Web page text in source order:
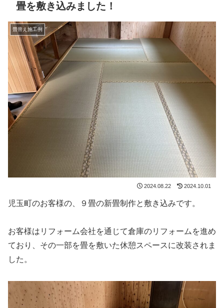
畳を敷き込みました！
畳替え施工例
2024.08.22 2024.10.01
児玉町のお客様の、９畳の新畳制作と敷き込みです。
お客様はリフォーム会社を通じて倉庫のリフォームを進め
ており、その一部を畳を敷いた休憩スペースに改装されま
した。